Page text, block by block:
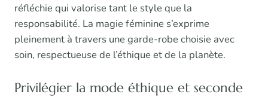
réfléchie qui valorise tant le style que la
responsabilité. La magie féminine s’exprime
pleinement à travers une garde-robe choisie avec
soin, respectueuse de l’éthique et de la planète.
Privilégier la mode éthique et seconde